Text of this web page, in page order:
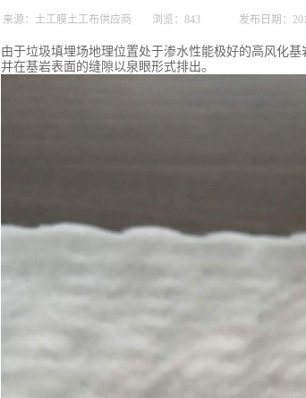
来源： 土工膜土工布供应商 浏览： 843 发布日期：
由于垃圾填埋场地理位置处于渗水性能极好的高风化
并在基岩表面的缝隙以泉眼形式排出。